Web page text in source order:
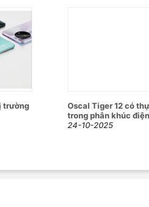
trường
Oscal Tiger 12 có
trong phân khúc
24-10-2025